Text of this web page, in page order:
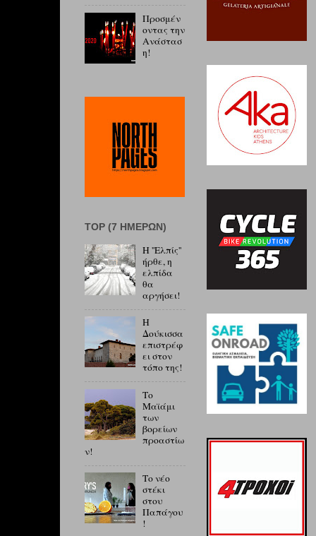
Προσμέν
οντας την
Ανάστασ
η!
ΤOP (7 ΗΜΕΡΏΝ)
Η ''Ελπίς''
ήρθε, η
ελπίδα
θα
αργήσει!
Η
Δούκισσα
επιστρέφ
ει στον
τόπο της!
Το
Μαϊάμι
των
βορείων
προαστίω
ν!
Το νέο
στέκι
στου
Παπάγου
!